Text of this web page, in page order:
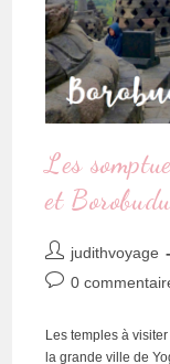
Les
et
judithvoyage
0
Les temples à
la grande ville de